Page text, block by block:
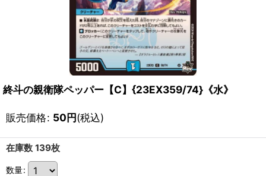
終斗の親衛隊ペッパー【C】{23EX359/74}《水》
販売価格: 50円(税込)
在庫数 139枚
数量: